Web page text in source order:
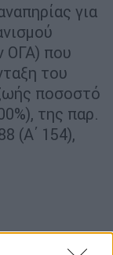
για
ΟΓΑ) που
του
ποσοστό
της παρ.
(Α΄ 154),